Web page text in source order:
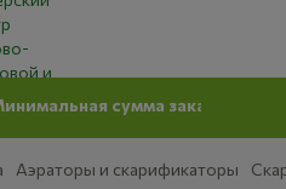
сумма заказ на сайте 500
Аэраторы и скарификаторы